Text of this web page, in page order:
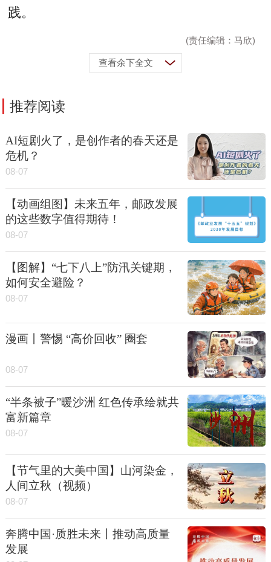
践。
(责任编辑：马欣)
查看余下全文
推荐阅读
AI短剧火了，是创作者的春天还是
危机？
08-07
【动画组图】未来五年，邮政发展
的这些数字值得期待！
08-07
【图解】“七下八上”防汛关键期，
如何安全避险？
08-07
漫画丨警惕 “高价回收” 圈套
08-07
“半条被子”暖沙洲 红色传承绘就共
富新篇章
08-07
【节气里的大美中国】山河染金，
人间立秋（视频）
08-07
奔腾中国·质胜未来丨推动高质量
发展